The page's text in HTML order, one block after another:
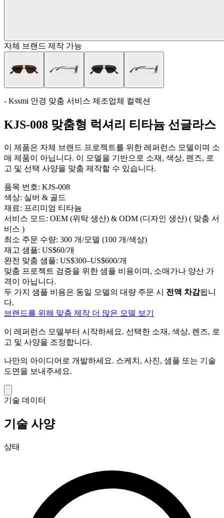
자체 브랜드 제작 가능
- Kssmi 안경 맞춤 서비스 제조업체 컬렉션
KJS-008 맞춤형 럭셔리 티타늄 선글라스
이 제품은 자체 브랜드 프로젝트를 위한 레퍼런스 모델이며 소
매 제품이 아닙니다. 이 모델을 기반으로 소재, 색상, 렌즈, 로
고 및 선택 사양을 맞춤 제작할 수 있습니다.
품목 번호: KJS-008
색상: 실버 & 골드
재료: 프리미엄 티타늄
서비스 모드: OEM (위탁 생산) & ODM (디자인 생산) ( 맞춤 서
비스 )
최소 주문 수량: 300 개/모델 (100 개/색상)
재고 샘플: US$60/개
완전 맞춤 샘플: US$300–US$600/개
맞춤 프로젝트 검증을 위한 샘플 비용이며, 소매가나 양산 가
격이 아닙니다.
두 가지 샘플 비용은 동일 모델의 대량 주문 시 전액 차감됩니
다.
브랜드를 위해 맞춤 제작 더 많은 모델 보기
이 레퍼런스 모델부터 시작하세요. 선택한 소재, 색상, 렌즈, 로
고 및 사양을 조정합니다.
나만의 아이디어로 개발하세요. 스케치, 사진, 샘플 또는 기술
도면을 보내주세요.
기술 데이터
기술 사양
상태